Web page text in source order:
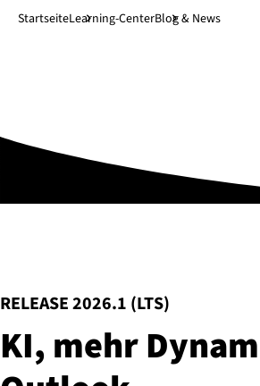
Direkt zum Hauptinhalt↓
StartseiteLearning-CenterBlog & News
RELEASE 2026.1 (LTS)
:
KI, mehr